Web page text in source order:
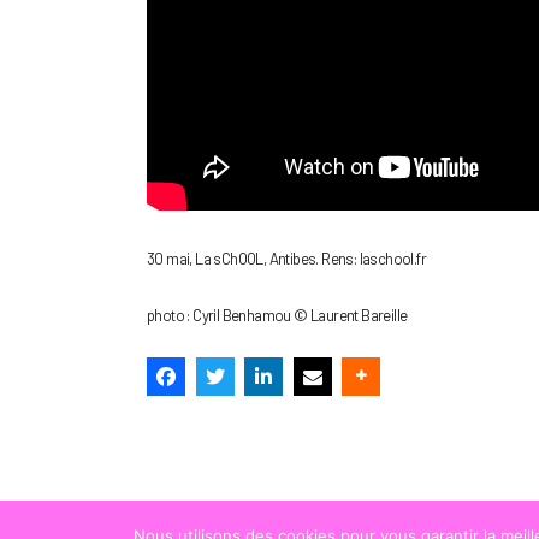
30 mai, La sChOOL, Antibes. Rens: laschool.fr
photo : Cyril Benhamou © Laurent Bareille